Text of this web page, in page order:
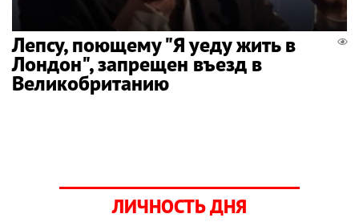
Лепсу, поющему "Я уеду жить в
Лондон", запрещен въезд в
Великобританию
ЛИЧНОСТЬ ДНЯ